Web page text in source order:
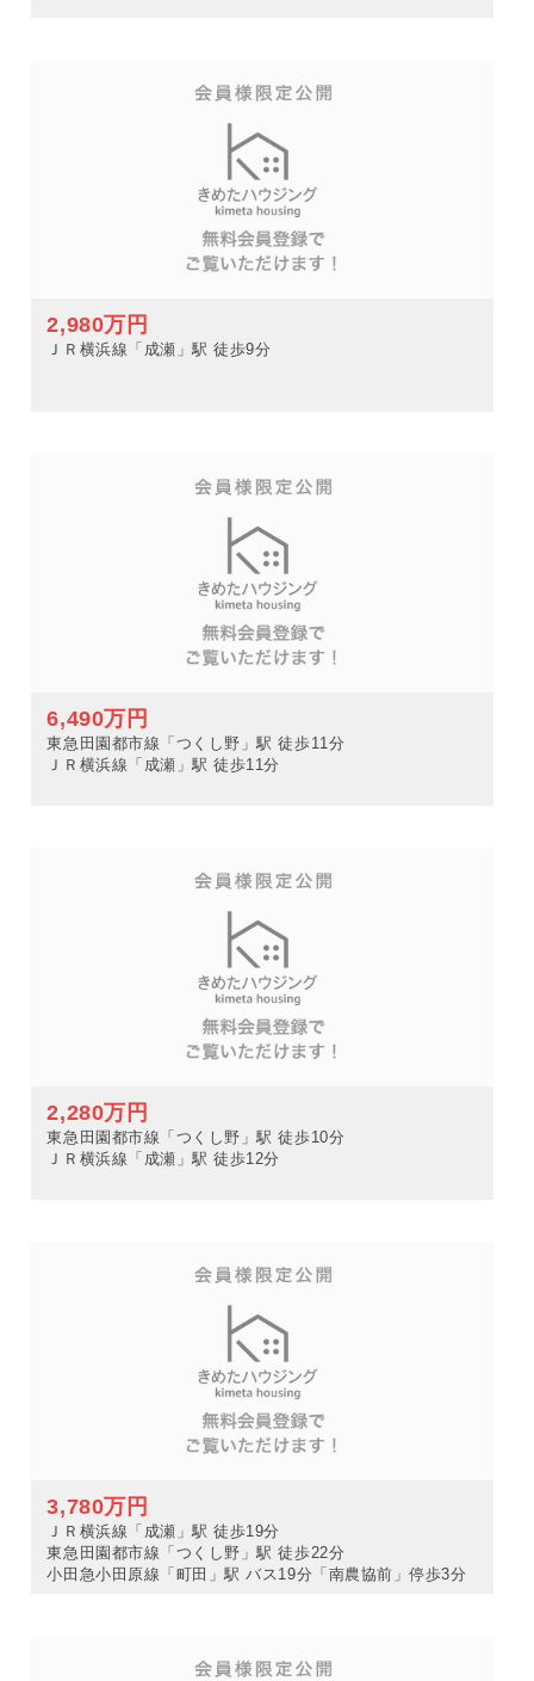
2,980万円
ＪＲ横浜線「成瀬」駅 徒歩9分
6,490万円
東急田園都市線「つくし野」駅 徒歩11分
ＪＲ横浜線「成瀬」駅 徒歩11分
2,280万円
東急田園都市線「つくし野」駅 徒歩10分
ＪＲ横浜線「成瀬」駅 徒歩12分
3,780万円
ＪＲ横浜線「成瀬」駅 徒歩19分
東急田園都市線「つくし野」駅 徒歩22分
小田急小田原線「町田」駅 バス19分「南農協前」停歩3分